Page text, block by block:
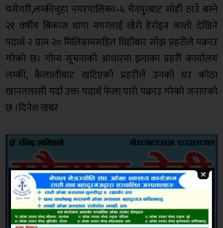
यसैगरी,लम्कीचुहा नगरपालिका–६ चैनपुरबाट सोही ठाउँ बस्ने
२१ वर्षीय बिकास थापा मगरलाई खैरो हेरोइन जस्तो देखिने
पदार्थ २ ग्राम २० मिलिग्रामसहित विहीबार साँझ प्रहरीले पक्राउ
गरेको छ। गोप्य सूचनाको आधारमा इलाका प्रहरी कार्यालय
लम्की, कैलालीबाट खटिएको प्रहरीले उनको घर कोठा
खानतलासी गर्दा उक्त पदार्थ फेला पारी पक्राउ गरेको जनाएको
छ ।दिनेश खबर